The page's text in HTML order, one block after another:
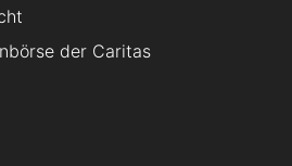
der Caritas